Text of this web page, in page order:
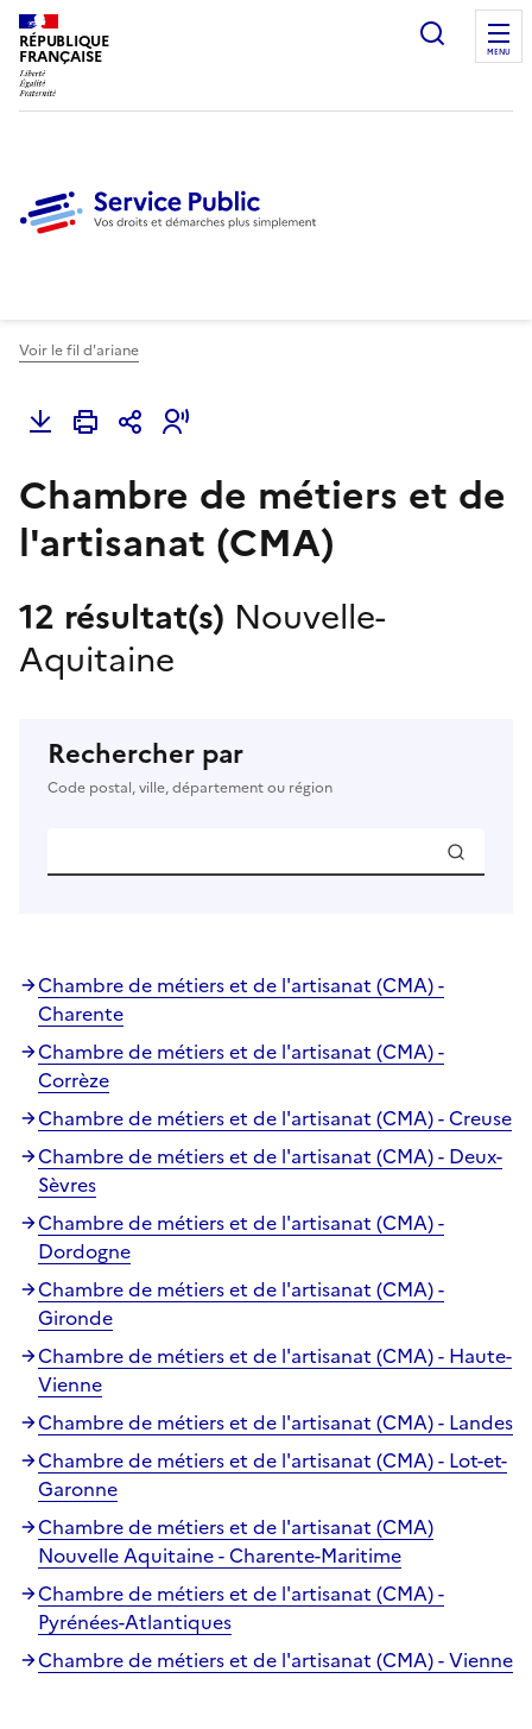
RÉPUBLIQUE
FRANÇAISE
Ouvrir
MENU
Voir le fil d'ariane
Chambre de métiers et de
l'artisanat (CMA)
12 résultat(s) Nouvelle-
Aquitaine
Rechercher par
Code postal, ville, département ou région
Chambre de métiers et de l'artisanat (CMA) -
Charente
Chambre de métiers et de l'artisanat (CMA) -
Corrèze
Chambre de métiers et de l'artisanat (CMA) - Creuse
Chambre de métiers et de l'artisanat (CMA) - Deux-
Sèvres
Chambre de métiers et de l'artisanat (CMA) -
Dordogne
Chambre de métiers et de l'artisanat (CMA) -
Gironde
Chambre de métiers et de l'artisanat (CMA) - Haute-
Vienne
Chambre de métiers et de l'artisanat (CMA) - Landes
Chambre de métiers et de l'artisanat (CMA) - Lot-et-
Garonne
Chambre de métiers et de l'artisanat (CMA)
Nouvelle Aquitaine - Charente-Maritime
Chambre de métiers et de l'artisanat (CMA) -
Pyrénées-Atlantiques
Chambre de métiers et de l'artisanat (CMA) - Vienne